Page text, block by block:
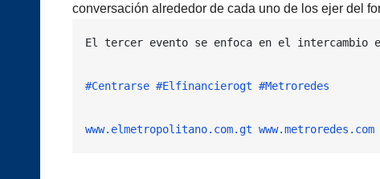
conversación alrededor de cada uno de los ejer del
El tercer evento se enfoca en el intercambio
#Centrarse #Elfinancierogt #Metroredes
www.elmetropolitano.com.gt www.metroredes.com